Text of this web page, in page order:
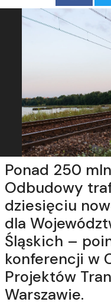
Ponad 250
Odbudowy
dziesięciu
dla
Śląskich –
konferencji w
Projektów
Warszawie.